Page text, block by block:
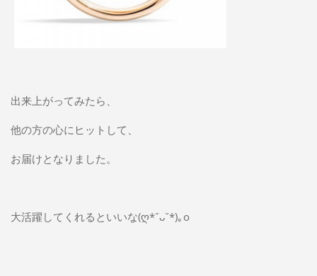
出来上がってみたら、
他の方の心にヒットして、
お届けとなりました。
大活躍してくれるといいな(ღ*ˇᴗˇ*)｡o